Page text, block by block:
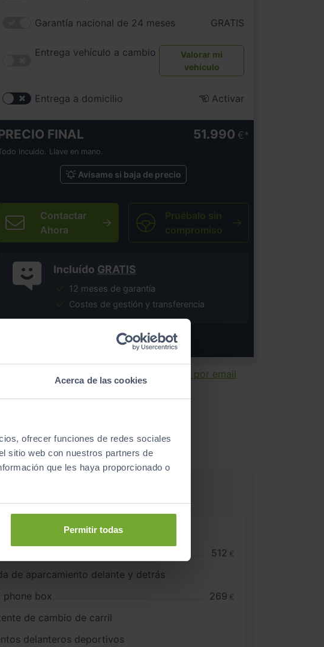
Acerca de las cookies
ofrecer funciones de redes sociales
sitio web con nuestros partners de
que les haya proporcionado o
Permitir todas
Garantía nacional de 24 meses GRATIS
Entrega vehículo a cambio
Valorar mi
vehículo
Entrega a domicilio Activar
FINAL 51.990 €
incuido. Llave en mano.
Avísame si baja de precio
Contactar
Ahora
Pruébalo sin
compromiso
Incluído GRATIS
12 meses de garantía
Costes de gestión y transferencia
* Precio válido salvo error tipográfico.
Imprimir ficha Enviar por email
del portón del maletero
512 €
de aparcamiento delante y detrás
phone box 269 €
de cambio de carril
delanteros deportivos